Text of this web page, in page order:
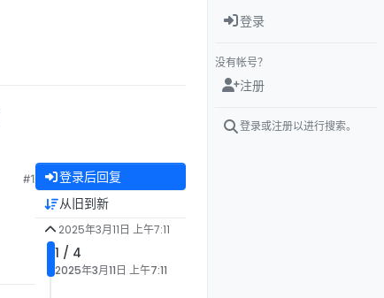
#1 登录后回复
从旧到新
2025年3月11日 上午7:11
1 / 4
2025年3月11日 上午7:11
登录
没有帐号？
注册
登录或注册以进行搜索。